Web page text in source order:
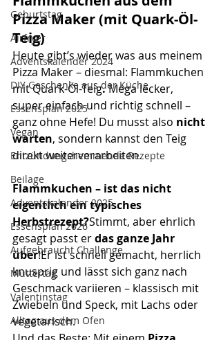
Geburtstag
Airfryer
Adventskalender 2024
DIY Geschenke aus der Küche
Essensplan 2025
Vegan
Entzündungshemmende Rezepte
Beilage
Adventskalender 2025
Essensplan 2026
Aufgebraucht Challenge
Muttertag
Valentinstag
Alltag aus dem Ofen
Pizza Maker (mit Quark-Öl-
Teig)
Heute gibt’s wieder was aus meinem
Pizza Maker – diesmal: Flammkuchen
mit Quark-Öl-Teig. Mega lecker,
super einfach und richtig schnell –
ganz ohne Hefe! Du musst also nicht
warten, sondern kannst den Teig
direkt weiterverarbeiten.
Flammkuchen – ist das nicht
eigentlich ein typisches
Herbstrezept?Stimmt, aber ehrlich
gesagt passt er das ganze Jahr
über!Er ist schnell gemacht, herrlich
knusprig und lässt sich ganz nach
Geschmack variieren – klassisch mit
Zwiebeln und Speck, mit Lachs oder
vegetarisch.